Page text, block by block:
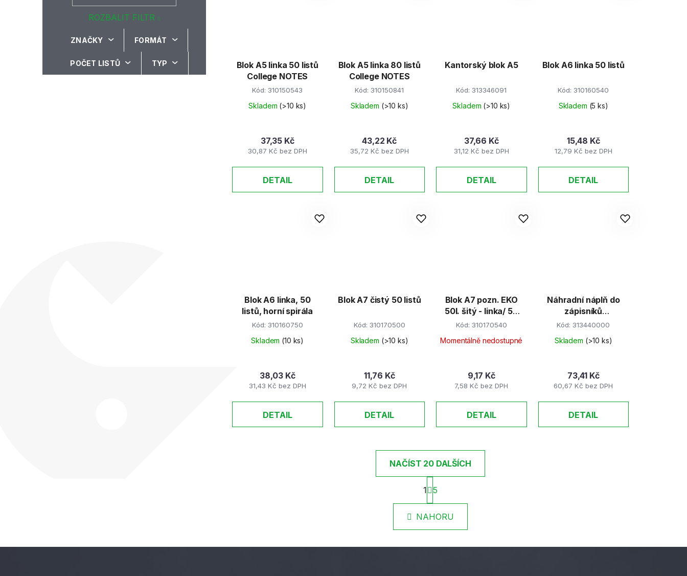
ROZBALIT FILTR
ZNAČKY FORMÁT
POČET LISTŮ TYP
Blok A5 linka 50 listů
College NOTES
Kód:310150543
Skladem (>10 ks)
30,87 Kč bez DPH
37,35 Kč
DETAIL
Blok A5 linka 80 listů
College NOTES
Kód:310150841
Skladem (>10 ks)
35,72 Kč bez DPH
43,22 Kč
DETAIL
Kantorský blok A5
Kód:313346091
Skladem (>10 ks)
31,12 Kč bez DPH
37,66 Kč
DETAIL
Blok A6 linka 50 listů
Kód:310160540
Skladem (5 ks)
12,79 Kč bez DPH
15,48 Kč
DETAIL
Blok A6 linka, 50
listů, horní spirála
Kód: 310160750
Skladem (10 ks)
31,43 Kč bez DPH
38,03 Kč
DETAIL
Blok A7 čistý 50 listů
Kód: 310170500
Skladem (>10 ks)
9,72 Kč bez DPH
11,76 Kč
DETAIL
Blok A7 pozn. EKO
50l. šitý - linka/ 50
listů
Kód: 310170540
Momentálně nedostupné
7,58 Kč bez DPH
9,17 Kč
DETAIL
Náhradní náplň do
zápisníků
A4/100listů linka
Kód:313440000
Skladem (>10 ks)
60,67 Kč bez DPH
73,41 Kč
DETAIL
O
v
l
á
a
NAČÍST 20 DALŠÍCH
S
t
r
n
k
v
1 5
NAHORU